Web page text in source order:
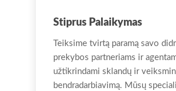
Stiprus Palaikymas
Teiksime tvirtą paramą savo
prekybos partneriams ir
užtikrindami sklandų ir
bendradarbiavimą. Mūsų speciali